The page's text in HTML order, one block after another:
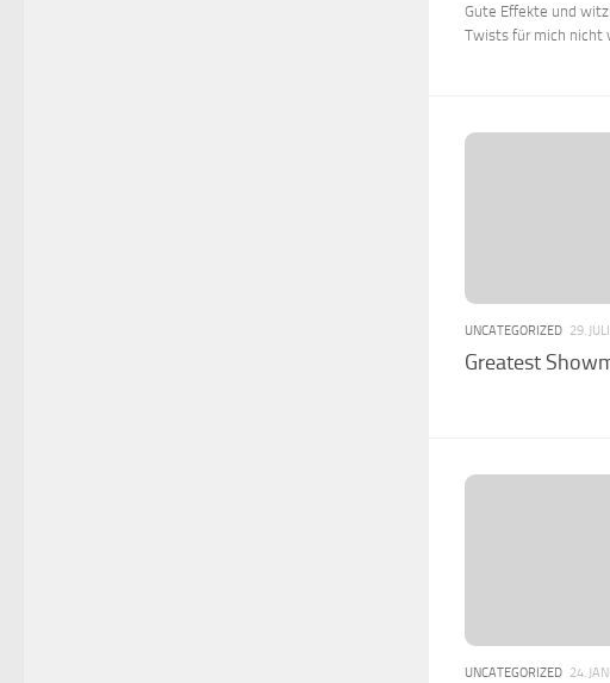
Gute Effekte und
Twists für mich nicht
UNCATEGORIZED 29.
Greatest
UNCATEGORIZED 24.